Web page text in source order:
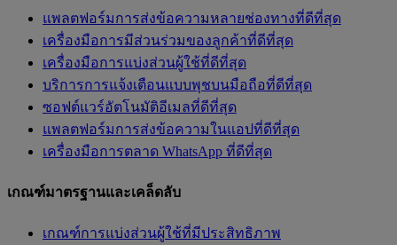
แพลตฟอร์มการส่งข้อความหลายช่องทางที่ดีที่สุด
เครื่องมือการมีส่วนร่วมของลูกค้าที่ดีที่สุด
เครื่องมือการแบ่งส่วนผู้ใช้ที่ดีที่สุด
บริการการแจ้งเตือนแบบพุชบนมือถือที่ดีที่สุด
ซอฟต์แวร์อัตโนมัติอีเมลที่ดีที่สุด
แพลตฟอร์มการส่งข้อความในแอปที่ดีที่สุด
เครื่องมือการตลาด WhatsApp ที่ดีที่สุด
เกณฑ์มาตรฐานและเคล็ดลับ
เกณฑ์การแบ่งส่วนผู้ใช้ที่มีประสิทธิภาพ